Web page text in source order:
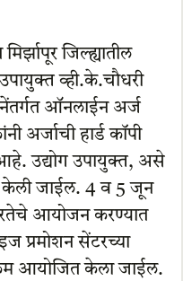
जिल्ह्यातील
व्ही.के.चौधरी
ऑनलाईन अर्ज
अर्जाची हार्ड कॉपी
उद्योग उपायुक्त, असे
केली जाईल. 4 व 5 जून
आयोजन करण्यात
प्रमोशन सेंटरच्या
आयोजित केला जाईल.